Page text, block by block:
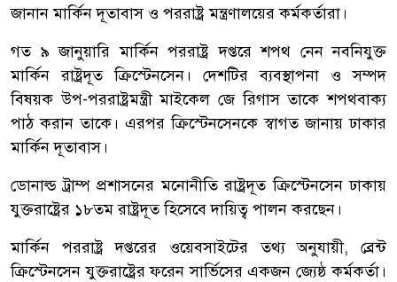
জানা‌ন মা‌র্কিন দূতাবাস ও পররাষ্ট্র মন্ত্রণাল‌য়ের কর্মকর্তারা।
গত ৯ জানুয়া‌রি মার্কিন পররাষ্ট্র দপ্তরে শপথ নেন নবনিযুক্ত
মার্কিন রাষ্ট্রদূত ক্রিস্টেনসেন। দেশটির ব্যবস্থাপনা ও সম্পদ
বিষয়ক উপ-পররাষ্ট্রমন্ত্রী মাইকেল জে রিগাস তাকে শপথবাক্য
পাঠ করান তাকে। এরপর ক্রিস্টেনসেনকে স্বাগত জানায় ঢাকার
মার্কিন দূতাবাস।
ডোনাল্ড ট্রা‌ম্প প্রশাস‌নের ম‌নোনী‌তি রাষ্ট্রদূত ক্রিস্টেনসেন ঢাকায়
যুক্তরাষ্ট্রের ১৮তম রাষ্ট্রদূত হিসেবে দায়িত্ব পালন করছেন।
মার্কিন পররাষ্ট্র দপ্তরের ওয়েবসাইটের তথ্য অনুযায়ী, ব্রেন্ট
ক্রিস্টেনসেন যুক্তরাষ্ট্রের ফরেন সার্ভিসের একজন জ্যেষ্ঠ কর্মকর্তা।